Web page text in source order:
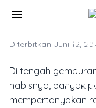
menu
7 Trik
Diterbitkan Juni 12,
Di tengah
habisnya, banyak
mempertanyakan